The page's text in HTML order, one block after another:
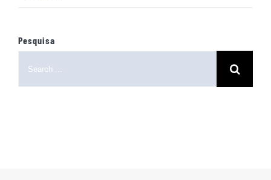
Pesquisa